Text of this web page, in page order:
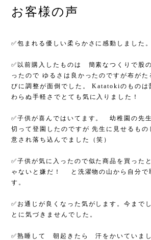
お客様の声
✅包まれる優しい柔らかさに感動しました。
✅以前購入したものは 簡素なつくりで股
ったので ゆるさは良かったのですが布がた
びに調整が面倒でした。 Katatokiのものは
わらぬ手軽さでとても気に入りました！
✅子供が喜んではいてます。 幼稚園の先
切って登園したのですが 先生に見せるもの
意され落ち込んでました（笑）
✅子供が気に入ったので似た商品を買った
ゃないと嫌だ！ と洗濯物の山から自分で
す。
✅お通じが良くなった気がします。今まで
とに気づきませんでした。
✅熟睡して 朝起きたら 汗をかいていま